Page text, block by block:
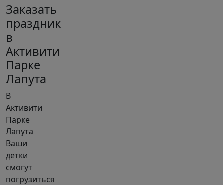
Заказать
праздник
в
Активити
Парке
Лапута
В
Активити
Парке
Лапута
Ваши
детки
смогут
погрузиться